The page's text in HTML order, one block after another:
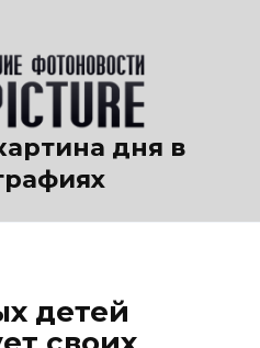
дня в
детей